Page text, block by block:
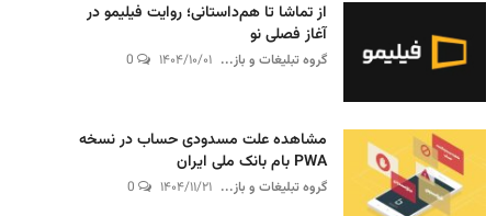
از تماشا تا هم‌داستانی؛ روایت فیلیمو در
آغاز فصلی نو
گروه تبلیغات و باز... ۱۴۰۴/۱۰/۰۱ 0
مشاهده علت مسدودی حساب در نسخه
PWA بام بانک ملی ایران
گروه تبلیغات و باز... ۱۴۰۴/۱۱/۲۱ 0